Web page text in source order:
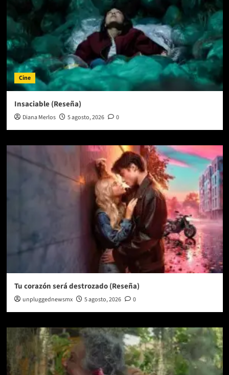
Cine
Insaciable (Reseña)
Diana Merlos 5 agosto, 2026 0
Tu corazón será destrozado (Reseña)
unpluggednewsmx 5 agosto, 2026 0